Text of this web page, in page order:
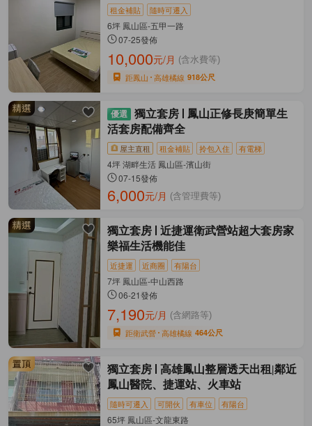
租金補貼 隨時可遷入
6坪 鳳山區-五甲一路
07-25發佈
10,000元/月 (含水費等)
距鳳山 高雄橘線 918公尺
獨立套房
鳳山正修長庚簡單生
活套房配備齊全
屋主直租 租金補貼 拎包入住 有電梯
4坪 湖畔生活 鳳山區-濱山街
07-15發佈
6,000元/月 (含管理費等)
獨立套房
近捷運衛武營站超大套房家
樂福生活機能佳
近捷運 近商圈 有陽台
7坪 鳳山區-中山西路
06-21發佈
7,190元/月 (含網路等)
距衛武營 高雄橘線 464公尺
獨立套房
高雄鳳山整層透天出租|鄰近
鳳山醫院、捷運站、火車站
隨時可遷入 可開伙 有車位 有陽台
65坪 鳳山區-文龍東路